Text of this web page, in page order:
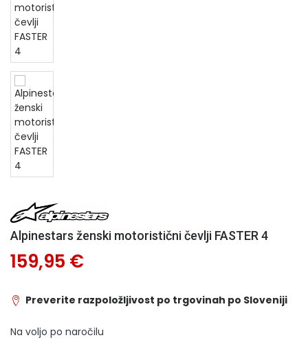
Alpinestars ženski motoristični čevlji FASTER 4
159,95 €
Preverite razpoložljivost po trgovinah po Sloveniji
Na voljo po naročilu